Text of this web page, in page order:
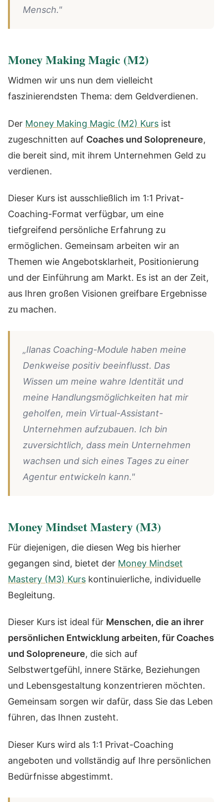
Mensch."
Money Making Magic (M2)
Widmen wir uns nun dem vielleicht
faszinierendsten Thema: dem Geldverdienen.
Der Money Making Magic (M2) Kurs ist
zugeschnitten auf Coaches und Solopreneure,
die bereit sind, mit ihrem Unternehmen Geld zu
verdienen.
Dieser Kurs ist ausschließlich im 1:1 Privat-
Coaching-Format verfügbar, um eine
tiefgreifend persönliche Erfahrung zu
ermöglichen. Gemeinsam arbeiten wir an
Themen wie Angebotsklarheit, Positionierung
und der Einführung am Markt. Es ist an der Zeit,
aus Ihren großen Visionen greifbare Ergebnisse
zu machen.
„Ilanas Coaching-Module haben meine
Denkweise positiv beeinflusst. Das
Wissen um meine wahre Identität und
meine Handlungsmöglichkeiten hat mir
geholfen, mein Virtual-Assistant-
Unternehmen aufzubauen. Ich bin
zuversichtlich, dass mein Unternehmen
wachsen und sich eines Tages zu einer
Agentur entwickeln kann."
Money Mindset Mastery (M3)
Für diejenigen, die diesen Weg bis hierher
gegangen sind, bietet der Money Mindset
Mastery (M3) Kurs kontinuierliche, individuelle
Begleitung.
Dieser Kurs ist ideal für Menschen, die an ihrer
persönlichen Entwicklung arbeiten, für Coaches
und Solopreneure, die sich auf
Selbstwertgefühl, innere Stärke, Beziehungen
und Lebensgestaltung konzentrieren möchten.
Gemeinsam sorgen wir dafür, dass Sie das Leben
führen, das Ihnen zusteht.
Dieser Kurs wird als 1:1 Privat-Coaching
angeboten und vollständig auf Ihre persönlichen
Bedürfnisse abgestimmt.